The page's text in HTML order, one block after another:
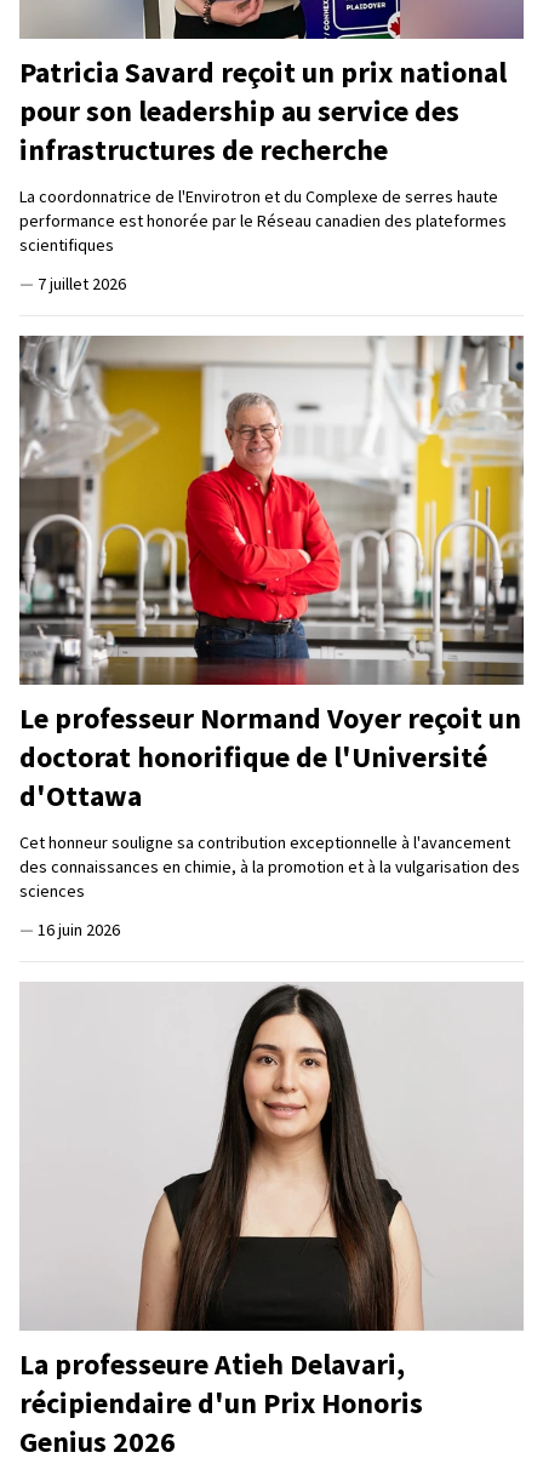
Patricia Savard reçoit un prix national
pour son leadership au service des
infrastructures de recherche
La coordonnatrice de l'Envirotron et du Complexe de serres haute
performance est honorée par le Réseau canadien des plateformes
scientifiques
— 7 juillet 2026
Le professeur Normand Voyer reçoit un
doctorat honorifique de l'Université
d'Ottawa
Cet honneur souligne sa contribution exceptionnelle à l'avancement
des connaissances en chimie, à la promotion et à la vulgarisation des
sciences
— 16 juin 2026
La professeure Atieh Delavari,
récipiendaire d'un Prix Honoris
Genius 2026